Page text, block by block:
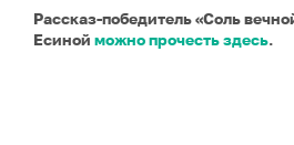
Рассказ-победитель «Соль
Есиной можно прочесть здесь.